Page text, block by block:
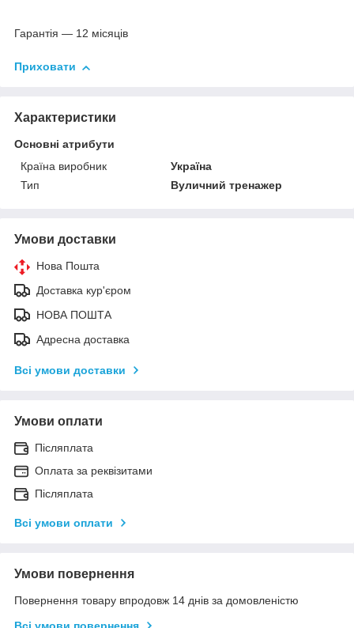
Гарантія — 12 місяців
Приховати
Характеристики
Основні атрибути
Країна виробник
Україна
Тип
Вуличний тренажер
Умови доставки
Нова Пошта
Доставка кур'єром
НОВА ПОШТА
Адресна доставка
Всі умови доставки
Умови оплати
Післяплата
Оплата за реквізитами
Післяплата
Всі умови оплати
Умови повернення
Повернення товару впродовж 14 днів за домовленістю